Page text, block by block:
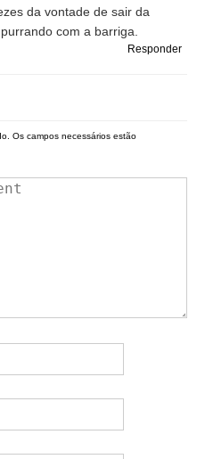
da vontade de sair da
com a barriga.
Responder
Os campos necessários estão